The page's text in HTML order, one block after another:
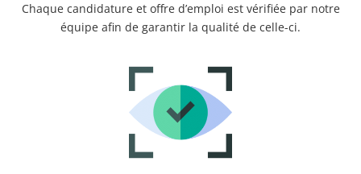
Chaque candidature et offre d’emploi est vérifiée par notre
équipe afin de garantir la qualité de celle-ci.